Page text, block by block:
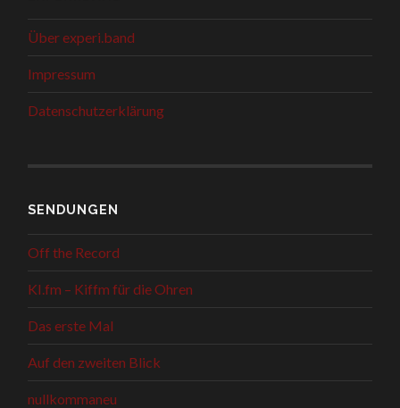
Über experi.band
Impressum
Datenschutzerklärung
SENDUNGEN
Off the Record
KI.fm – Kiffm für die Ohren
Das erste Mal
Auf den zweiten Blick
nullkommaneu